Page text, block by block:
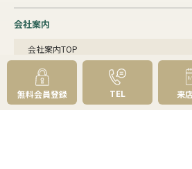
会社案内
会社案内TOP
私たちについて
アクセス
受賞歴
センチュリー21とは
スタッフ紹介
無料会員登録 TEL 来